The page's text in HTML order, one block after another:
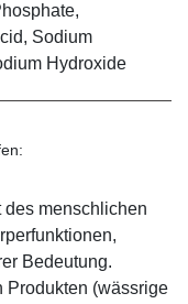
Sodium
Hydroxide
des menschlichen
Bedeutung.
Produkten (wässrige